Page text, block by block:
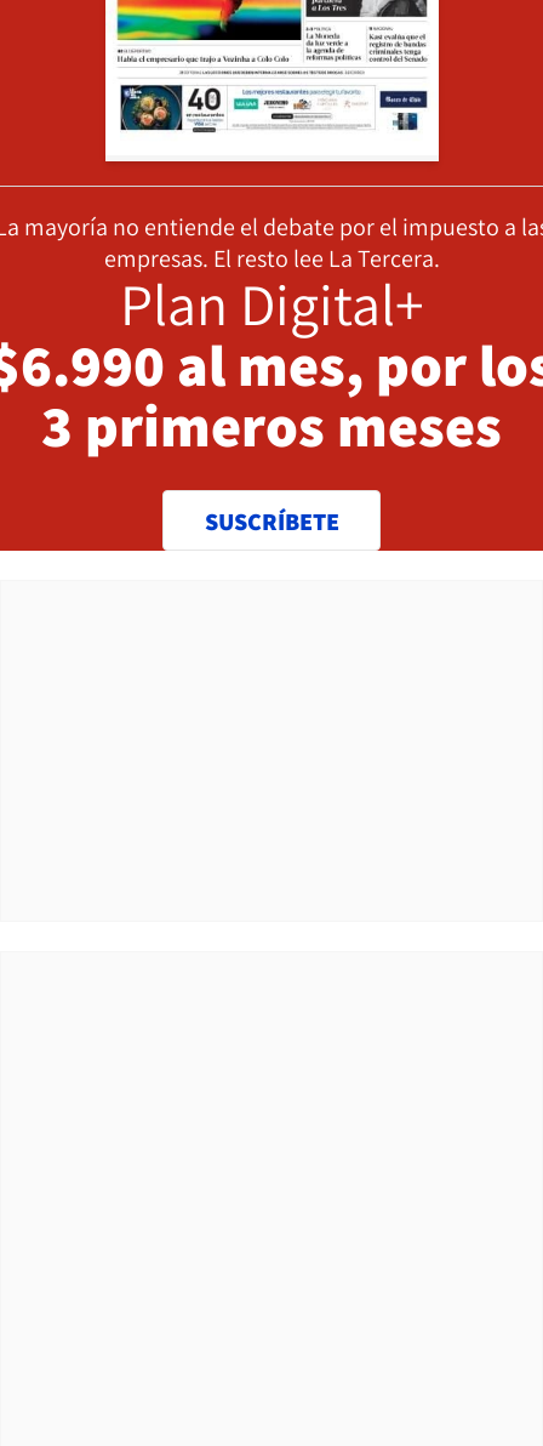
mayoría no entiende el debate por el impuesto a
empresas. El resto lee La Tercera.
Plan Digital+
al mes, por
3 primeros meses
SUSCRÍBETE